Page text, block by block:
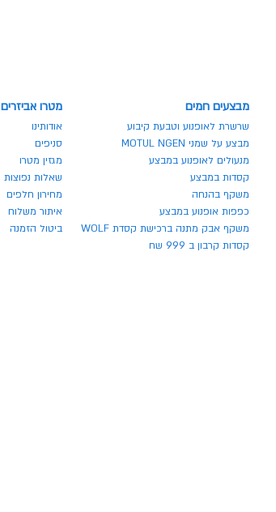
מבצעים חמים
שרשרת לאופנוע וטבעת קיבוע
מבצע על שמני MOTUL NGEN
מנעולים לאופנוע במבצע
קסדות במבצע
משקף בהנחה
כפפות אופנוע במבצע
משקף אבק מתנה ברכישת קסדת WOLF
קסדות קרבון ב 999 שח
מטרו אביזרים
אודותינו
סניפים
מגזין מטרו
שאלות נפוצות
מחירון חלפים
איתור משלוח
ביטול הזמנה